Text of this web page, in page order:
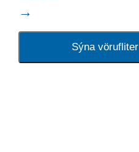
→
Sýna vörufliter